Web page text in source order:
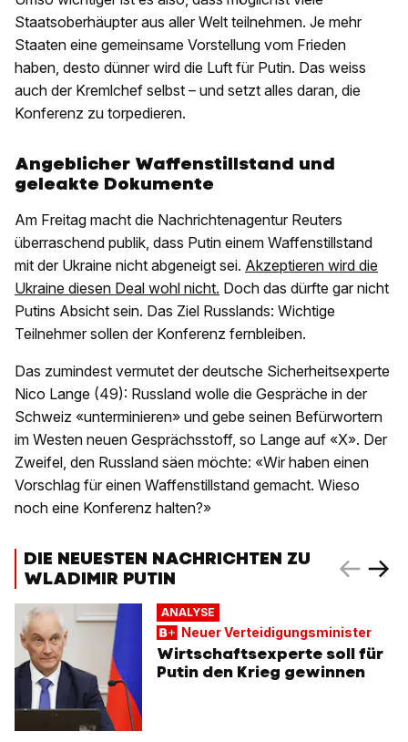
Staatsoberhäupter aus aller Welt teilnehmen. Je mehr
Staaten eine gemeinsame Vorstellung vom Frieden
haben, desto dünner wird die Luft für Putin. Das weiss
auch der Kremlchef selbst – und setzt alles daran, die
Konferenz zu torpedieren.
Angeblicher Waffenstillstand und
geleakte Dokumente
Am Freitag macht die Nachrichtenagentur Reuters
überraschend publik, dass Putin einem Waffenstillstand
mit der Ukraine nicht abgeneigt sei. Akzeptieren wird die
Ukraine diesen Deal wohl nicht. Doch das dürfte gar nicht
Putins Absicht sein. Das Ziel Russlands: Wichtige
Teilnehmer sollen der Konferenz fernbleiben.
Das zumindest vermutet der deutsche Sicherheitsexperte
Nico Lange (49): Russland wolle die Gespräche in der
Schweiz «unterminieren» und gebe seinen Befürwortern
im Westen neuen Gesprächsstoff, so Lange auf «X». Der
Zweifel, den Russland säen möchte: «Wir haben einen
Vorschlag für einen Waffenstillstand gemacht. Wieso
noch eine Konferenz halten?»
DIE NEUESTEN NACHRICHTEN ZU
WLADIMIR PUTIN
ANALYSE
Neuer Verteidigungsminister
Wirtschaftsexperte soll für
Putin den Krieg gewinnen